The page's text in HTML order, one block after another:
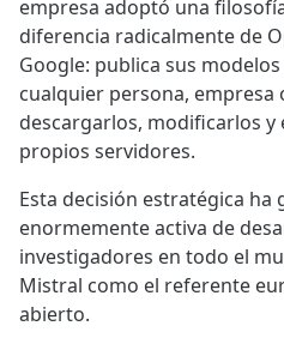
empresa adoptó una
diferencia radicalmente de
Google: publica sus
cualquier persona,
descargarlos, modificarlos y
propios servidores.
Esta decisión estratégica
enormemente activa de
investigadores en todo el
Mistral como el referente
abierto.